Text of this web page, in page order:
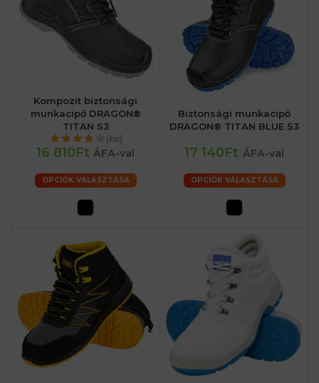
Kompozit biztonsági
munkacipő DRAGON®
TITAN S3
(6x)
16 810Ft ÁFA-val
OPCIÓK VÁLASZTÁSA
Biztonsági munkacipő
DRAGON® TITAN BLUE S3
17 140Ft ÁFA-val
OPCIÓK VÁLASZTÁSA